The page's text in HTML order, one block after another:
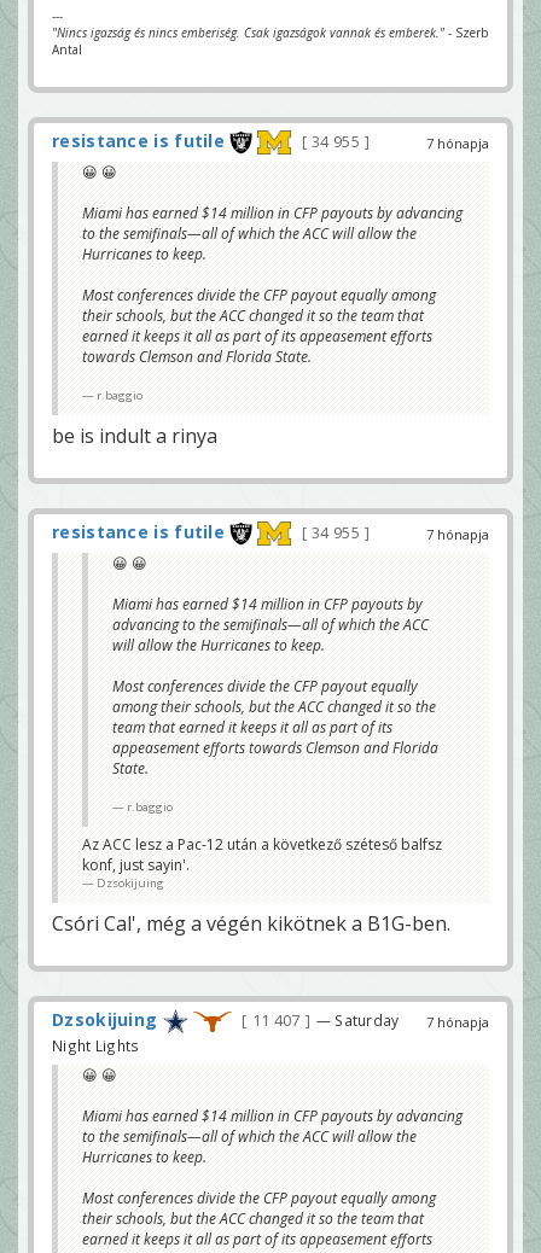
---
"Nincs igazság és nincs emberiség. Csak igazságok vannak és emberek." - Szerb
Antal
7 hónapja
resistance is futile
34 955
😀 😀
Miami has earned $14 million in CFP payouts by advancing
to the semifinals—all of which the ACC will allow the
Hurricanes to keep.
Most conferences divide the CFP payout equally among
their schools, but the ACC changed it so the team that
earned it keeps it all as part of its appeasement efforts
towards Clemson and Florida State.
r.baggio
be is indult a rinya
7 hónapja
resistance is futile
34 955
😀 😀
Miami has earned $14 million in CFP payouts by
advancing to the semifinals—all of which the ACC
will allow the Hurricanes to keep.
Most conferences divide the CFP payout equally
among their schools, but the ACC changed it so the
team that earned it keeps it all as part of its
appeasement efforts towards Clemson and Florida
State.
r.baggio
Az ACC lesz a Pac-12 után a következő széteső balfsz
konf, just sayin'.
Dzsokijuing
Csóri Cal', még a végén kikötnek a B1G-ben.
7 hónapja
Dzsokijuing 11 407
— Saturday
Night Lights
😀 😀
Miami has earned $14 million in CFP payouts by advancing
to the semifinals—all of which the ACC will allow the
Hurricanes to keep.
Most conferences divide the CFP payout equally among
their schools, but the ACC changed it so the team that
earned it keeps it all as part of its appeasement efforts